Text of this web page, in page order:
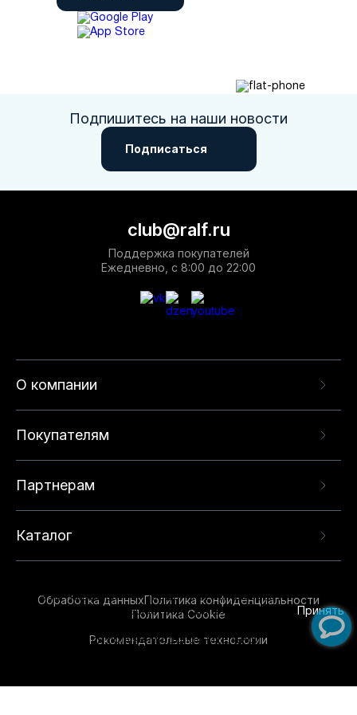
Подпишитесь на наши новости
Подписаться
О компании
Покупателям
Партнерам
Каталог
club@ralf.ru
Поддержка покупателей
Ежедневно, с 8:00 до 22:00
Обработка данныхПолитика конфиденциальности
Политика Cookie
Рекомендательные технологии
опыта на нашем сайте. Продолжая использовать
данный сайт, вы соглашаетесь с использованием
технологий. Для получения дополнительной
Принять